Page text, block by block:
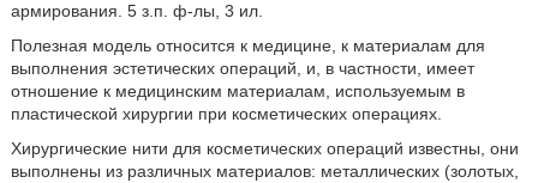
армирования. 5 з.п. ф-лы, 3 ил.
Полезная модель относится к медицине, к материалам для
выполнения эстетических операций, и, в частности, имеет
отношение к медицинским материалам, используемым в
пластической хирургии при косметических операциях.
Хирургические нити для косметических операций известны, они
выполнены из различных материалов: металлических (золотых,